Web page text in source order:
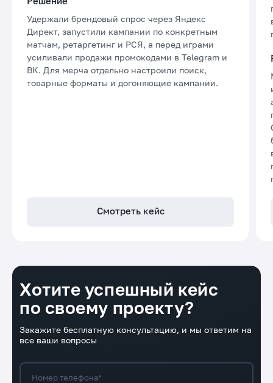
Смотреть кейс
Удержали брендовый спрос через Яндекс
Директ, запустили кампании по конкретным
матчам, ретаргетинг и РСЯ, а перед играми
усиливали продажи промокодами в Telegram и
ВК. Для мерча отдельно настроили поиск,
товарные форматы и догоняющие кампании.
Хотите успешный кейс
по своему проекту?
Закажите бесплатную консультацию, и мы ответим на
все ваши вопросы
Номер телефона*